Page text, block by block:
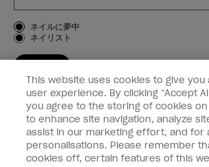
お客様のタイプ
ネイルに夢中
ネイリスト
OPI
個人情報の取り扱い
This website uses cookies to give you
user experience. By clicking “Accept
you agree to the storing of cookies
to enhance site navigation, analyze
assist in our marketing effort, and for
personalisations. Please remember
cookies off, certain features of this